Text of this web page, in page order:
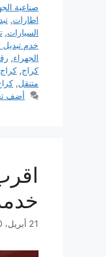
صناعية
اطارات,
السيارات,
خدم تبديل
الجهراء,
كراج, كراج
متنقل,
أضف
21 أبريل، 2020